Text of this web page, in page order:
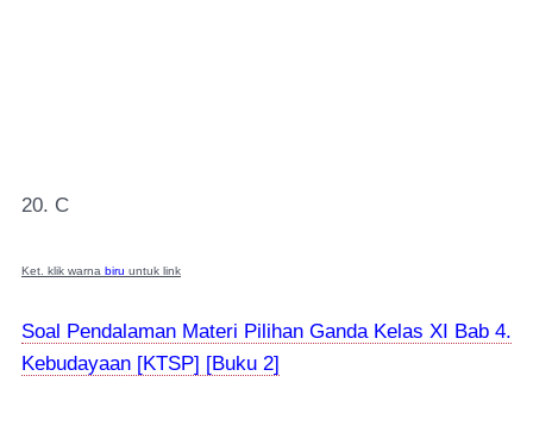
20. C
Ket. klik warna biru untuk link
Soal Pendalaman Materi Pilihan Ganda Kelas XI Bab 4.
Kebudayaan [KTSP] [Buku 2]